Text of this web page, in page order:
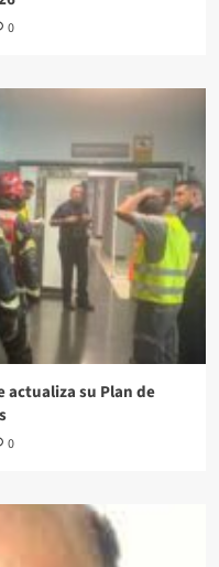
0
su Plan de
0